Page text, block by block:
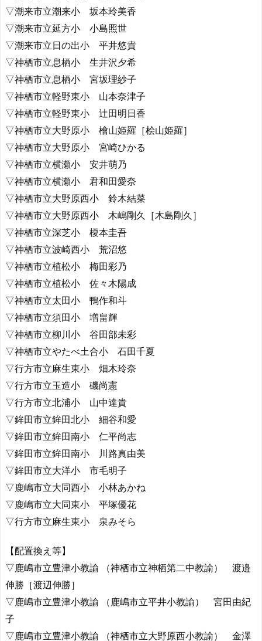
▽潮来市立潮来小 坂本玲美香
▽潮来市立延方小 小島照世
▽潮来市立日の出小 平井悠貴
▽神栖市立息栖小 生井沢夕希
▽神栖市立息栖小 宮坂理紗子
▽神栖市立軽野東小 山本奈津子
▽神栖市立軽野東小 辻田明日香
▽神栖市立大野原小 檜山姫羅［桧山姫羅］
▽神栖市立大野原小 宮崎ひかる
▽神栖市立横瀬小 安井萌乃
▽神栖市立横瀬小 君和田愛奈
▽神栖市立大野原西小 鈴木結菜
▽神栖市立大野原西小 木嶋剛久［木島剛久］
▽神栖市立深芝小 榎本圭吾
▽神栖市立波崎西小 荒沼悠
▽神栖市立植松小 梅田彩乃
▽神栖市立植松小 佐々木陽成
▽神栖市立太田小 鴨作和斗
▽神栖市立須田小 増畠輝
▽神栖市立柳川小 谷田部未彩
▽神栖市立やたべ土合小 石田千夏
▽行方市立麻生東小 畑木玲奈
▽行方市立玉造小 磯尚憲
▽行方市立北浦小 山中達貴
▽鉾田市立鉾田北小 細谷和愛
▽鉾田市立鉾田南小 仁平尚志
▽鉾田市立鉾田南小 川路真由美
▽鉾田市立大洋小 市毛明子
▽鹿嶋市立大同西小 小林あかね
▽鹿嶋市立大同東小 平塚優花
▽行方市立麻生東小 泉みそら
【配置換え等】
▽鹿嶋市立豊津小教諭 （神栖市立神栖第二中教諭） 渡邉
伸勝［渡辺伸勝］
▽鹿嶋市立豊津小教諭 （鹿嶋市立平井小教諭） 宮田由紀
子
▽鹿嶋市立豊津小教諭 （神栖市立大野原西小教諭） 金澤